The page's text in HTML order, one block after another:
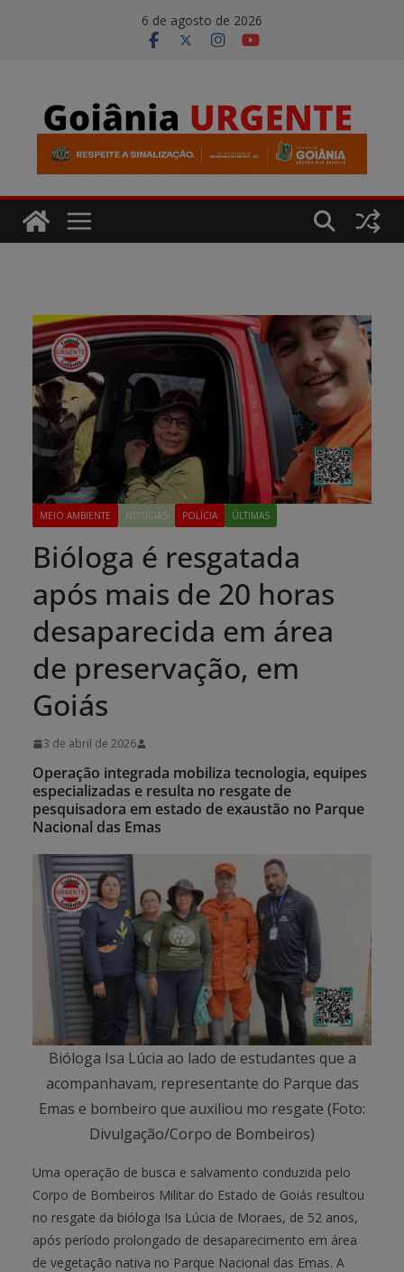
6 de agosto de 2026
MEIO AMBIENTE NOTÍCIAS POLÍCIA ÚLTIMAS
Bióloga é resgatada
após mais de 20 horas
desaparecida em área
de preservação, em
Goiás
3 de abril de 2026
Operação integrada mobiliza tecnologia, equipes
especializadas e resulta no resgate de
pesquisadora em estado de exaustão no Parque
Nacional das Emas
Bióloga Isa Lúcia ao lado de estudantes que a
acompanhavam, representante do Parque das
Emas e bombeiro que auxiliou mo resgate (Foto:
Divulgação/Corpo de Bombeiros)
Uma operação de busca e salvamento conduzida pelo
Corpo de Bombeiros Militar do Estado de Goiás resultou
no resgate da bióloga Isa Lúcia de Moraes, de 52 anos,
após período prolongado de desaparecimento em área
de vegetação nativa no Parque Nacional das Emas. A
modal-check